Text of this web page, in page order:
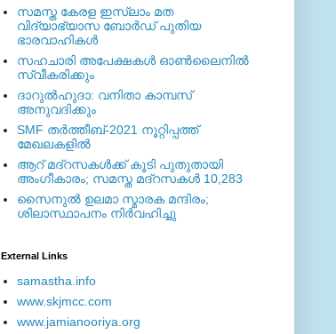
സമസ്ത കേരള ഇസ്ലാം മത
വിദ്യാഭ്യാസ ബോര്‍ഡ് പുതിയ
ഭാരവാഹികള്‍
സഹചാരി അപേക്ഷകൾ ഓൺലൈനിൽ
സ്വീകരിക്കും
ദാറുല്‍ഹുദാ: വനിതാ കാമ്പസ്
അനുവദിക്കും
SMF തര്‍ത്തീബ്-2021 നൂറ്റിപ്പത്ത്
മേഖലകളില്‍
ആറ് മദ്റസകള്‍ക്ക് കൂടി പുതുതായി
അംഗീകാരം; സമസ്ത മദ്റസകള്‍ 10,283
സൈനുല്‍ ഉലമാ സ്മാരക മന്ദിരം;
ശിലാസ്ഥാപനം നിര്‍വഹിച്ചു
External ‎Links
samastha.info
www.skjmcc.com
www.jamianooriya.org